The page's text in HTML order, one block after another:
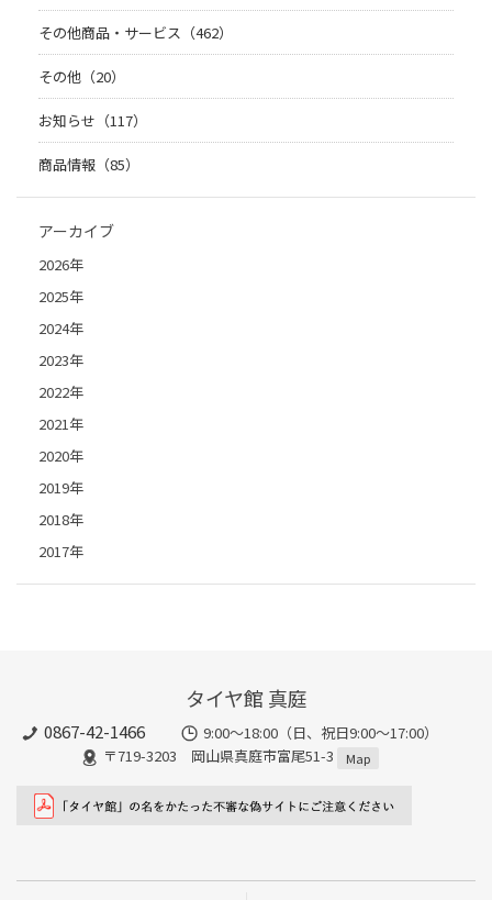
その他商品・サービス（462）
その他（20）
お知らせ（117）
商品情報（85）
アーカイブ
2026年
2025年
2024年
2023年
2022年
2021年
2020年
2019年
2018年
2017年
タイヤ館 真庭
0867-42-1466
9:00～18:00（日、祝日9:00～17:00）
〒719-3203 岡山県真庭市富尾51-3
Map